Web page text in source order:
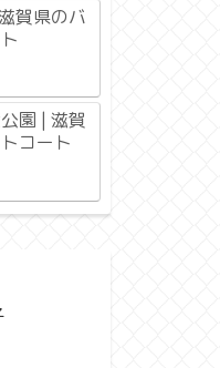
賀県のバ
園 | 滋賀
コート